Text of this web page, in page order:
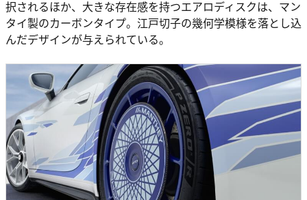
択されるほか、大きな存在感を持つエアロディスクは、マン
タイ製のカーボンタイプ。江戸切子の幾何学模様を落とし込
んだデザインが与えられている。